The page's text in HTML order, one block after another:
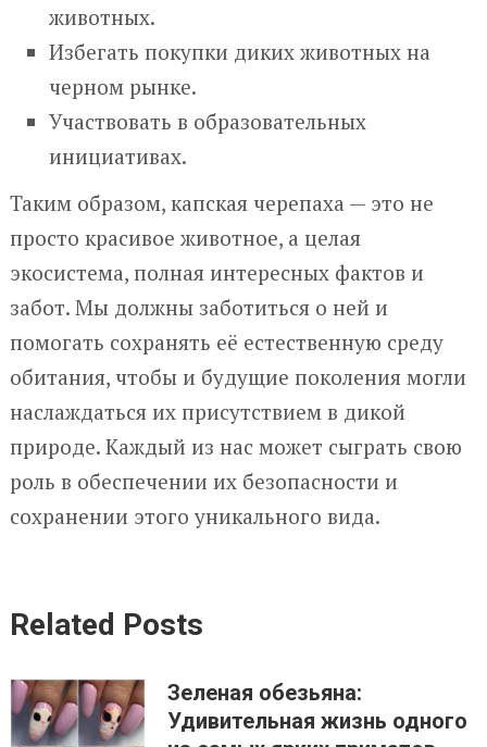
животных.
Избегать покупки диких животных на
черном рынке.
Участвовать в образовательных
инициативах.
Таким образом, капская черепаха — это не
просто красивое животное, а целая
экосистема, полная интересных фактов и
забот. Мы должны заботиться о ней и
помогать сохранять её естественную среду
обитания, чтобы и будущие поколения могли
наслаждаться их присутствием в дикой
природе. Каждый из нас может сыграть свою
роль в обеспечении их безопасности и
сохранении этого уникального вида.
Related Posts
Зеленая обезьяна:
Удивительная жизнь одного